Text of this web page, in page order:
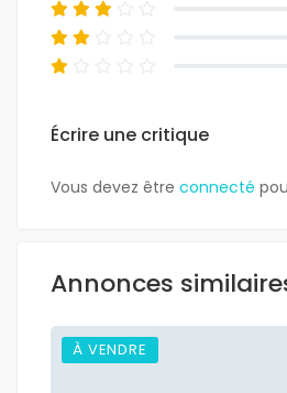
Écrire une critique
Vous devez être connecté
Annonces
À VENDRE